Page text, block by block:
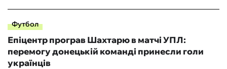
Футбол
Епіцентр програв Шахтарю в матчі УПЛ:
перемогу донецькій команді принесли голи
українців